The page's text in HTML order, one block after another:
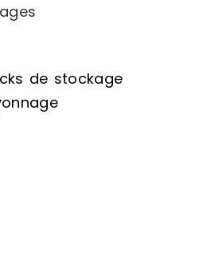
de stockage